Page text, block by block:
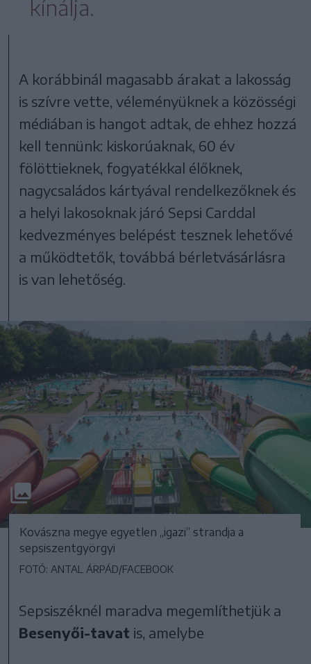
kínálja.
A korábbinál magasabb árakat a lakosság
is szívre vette, véleményüknek a közösségi
médiában is hangot adtak, de ehhez hozzá
kell tennünk: kiskorúaknak, 60 év
fölöttieknek, fogyatékkal élőknek,
nagycsaládos kártyával rendelkezőknek és
a helyi lakosoknak járó Sepsi Carddal
kedvezményes belépést tesznek lehetővé
a működtetők, továbbá bérletvásárlásra
is van lehetőség.
Kovászna megye egyetlen „igazi” strandja a
sepsiszentgyörgyi
FOTÓ: ANTAL ÁRPÁD/FACEBOOK
Sepsiszéknél maradva megemlíthetjük a
Besenyői-tavat is, amelybe